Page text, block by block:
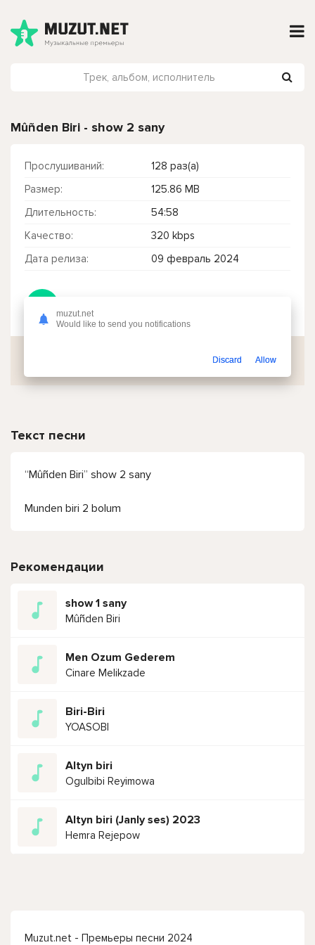
Mûñden Biri - show 2 sany
Прослушиваний:
128 раз(а)
Размер:
125.86 MB
Длительность:
54:58
Качество:
320 kbps
Дата релиза:
09 февраль 2024
Текст песни
“Mûñden Biri” show 2 sany
Munden biri 2 bolum
Рекомендации
show 1 sany
Mûñden Biri
Men Ozum Gederem
Cinare Melikzade
Biri-Biri
YOASOBI
Altyn biri
Ogulbibi Reyimowa
Altyn biri (Janly ses) 2023
Hemra Rejepow
Muzut.net - Премьеры песни 2024
muzut.net
Would like to send you notifications
Discard Allow